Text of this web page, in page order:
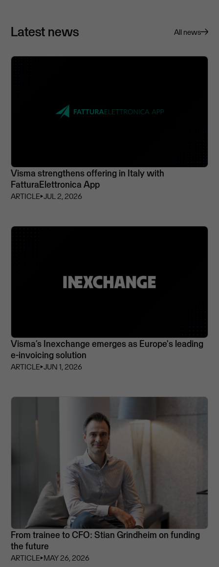
Latest news All news
Visma strengthens offering in Italy with
FatturaElettronica App
ARTICLE⏵JUL 2, 2026
Visma’s Inexchange emerges as Europe's leading
e-invoicing solution
ARTICLE⏵JUN 1, 2026
From trainee to CFO: Stian Grindheim on funding
the future
ARTICLE⏵MAY 26, 2026